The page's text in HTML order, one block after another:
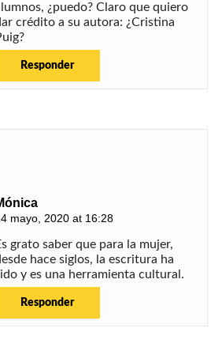
¿puedo? Claro que quiero
crédito a su autora: ¿Cristina
Responder
mayo, 2020 at 16:28
grato saber que para la mujer,
hace siglos, la escritura ha
y es una herramienta cultural.
Responder